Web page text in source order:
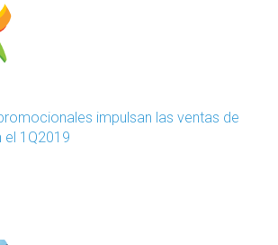
impulsan las ventas de
el 1Q2019